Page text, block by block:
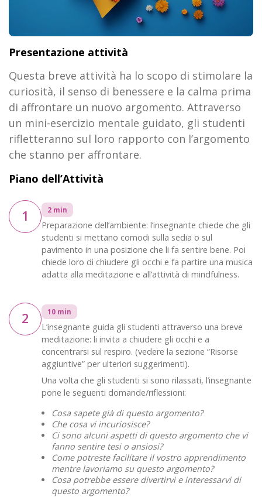
Presentazione attività
Questa breve attività ha lo scopo di stimolare la
curiosità, il senso di benessere e la calma prima
di affrontare un nuovo argomento. Attraverso
un mini-esercizio mentale guidato, gli studenti
rifletteranno sul loro rapporto con l’argomento
che stanno per affrontare.
Piano dell’Attività
1 2 min
Preparazione dell’ambiente: l’insegnante chiede che gli
studenti si mettano comodi sulla sedia o sul
pavimento in una posizione che li fa sentire bene. Poi
chiede loro di chiudere gli occhi e fa partire una musica
adatta alla meditazione e all’attività di mindfulness.
2 10 min
L’insegnante guida gli studenti attraverso una breve
meditazione: li invita a chiudere gli occhi e a
concentrarsi sul respiro. (vedere la sezione “Risorse
aggiuntive” per ulteriori suggerimenti).
Una volta che gli studenti si sono rilassati, l’insegnante
pone le seguenti domande/riflessioni:
Cosa sapete già di questo argomento?
Che cosa vi incuriosisce?
Ci sono alcuni aspetti di questo argomento che vi
fanno sentire tesi o ansiosi?
Come potreste facilitare il vostro apprendimento
mentre lavoriamo su questo argomento?
Cosa potrebbe essere divertirvi e interessarvi di
questo argomento?